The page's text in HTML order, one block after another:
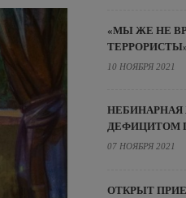
«МЫ ЖЕ НЕ
10 НОЯБРЯ 2021
НЕБИНАРНАЯ
ДЕФИЦИТОМ
07 НОЯБРЯ 2021
ОТКРЫТ